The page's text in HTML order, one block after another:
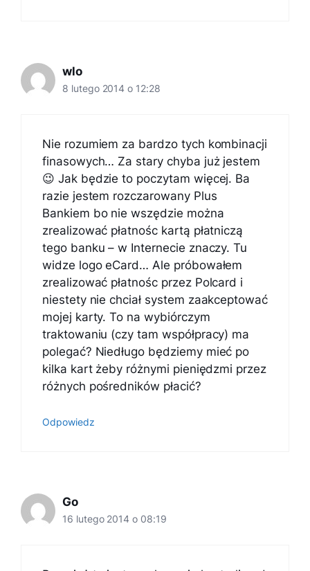
wlo
8 lutego 2014 o 12:28
Nie rozumiem za bardzo tych kombinacji
finasowych… Za stary chyba już jestem
😉 Jak będzie to poczytam więcej. Ba
razie jestem rozczarowany Plus
Bankiem bo nie wszędzie można
zrealizować płatnośc kartą płatniczą
tego banku – w Internecie znaczy. Tu
widze logo eCard… Ale próbowałem
zrealizować płatnośc przez Polcard i
niestety nie chciał system zaakceptować
mojej karty. To na wybiórczym
traktowaniu (czy tam współpracy) ma
polegać? Niedługo będziemy mieć po
kilka kart żeby różnymi pieniędzmi przez
różnych pośredników płacić?
Odpowiedz
Go
16 lutego 2014 o 08:19